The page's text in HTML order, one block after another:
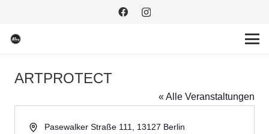
ARTPROTECT
« Alle Veranstaltungen
AdressePasewalker Straße 111, 13127 Berlin